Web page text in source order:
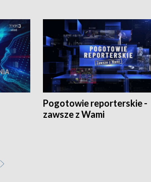
Pogotowie reporterskie -
zawsze z Wami